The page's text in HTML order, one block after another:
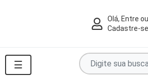
Olá, Entre ou
Cadastre-se
☰
Pesquise
por